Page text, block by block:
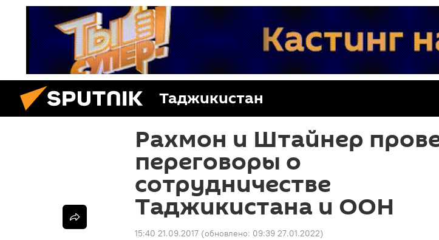
Таджикистан
Рахмон и Штайнер
переговоры о
сотрудничестве
Таджикистана и ООН
15:40 21.09.2017 (обновлено: 09:39 27.01.2022)